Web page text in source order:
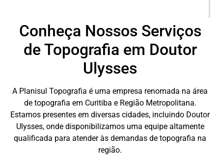
Conheça Nossos Serviços
de Topografia em Doutor
Ulysses
A Planisul Topografia é uma empresa renomada na área
de topografia em Curitiba e Região Metropolitana.
Estamos presentes em diversas cidades, incluindo Doutor
Ulysses, onde disponibilizamos uma equipe altamente
qualificada para atender às demandas de topografia na
região.